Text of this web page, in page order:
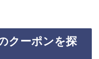
クーポンを探